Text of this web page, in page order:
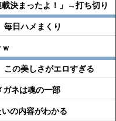
載決まったよ！」→打ち切り
毎日ハメまくり
この美しさがエロすぎる
ネは魂の一部
の内容がわかる